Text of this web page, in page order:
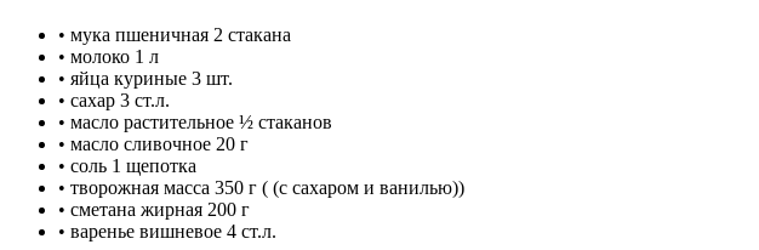
• мука пшеничная 2 стакана
• молоко 1 л
• яйца куриные 3 шт.
• сахар 3 ст.л.
• масло растительное ½ стаканов
• масло сливочное 20 г
• соль 1 щепотка
• творожная масса 350 г ( (с сахаром и ванилью))
• сметана жирная 200 г
• варенье вишневое 4 ст.л.